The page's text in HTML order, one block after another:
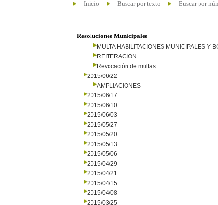
Inicio Buscar por texto Buscar por
Resoluciones Municipales
MULTA HABILITACIONES MUNICIPALES Y
REITERACION
Revocación de multas
2015/06/22
AMPLIACIONES
2015/06/17
2015/06/10
2015/06/03
2015/05/27
2015/05/20
2015/05/13
2015/05/06
2015/04/29
2015/04/21
2015/04/15
2015/04/08
2015/03/25